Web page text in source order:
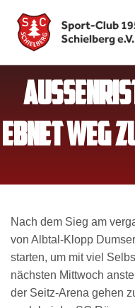
BNET WEG
Nach dem Sieg am
von Albtal-Klopp
starten, um mit viel
nächsten Mittwoch
der Seitz-Arena gehen